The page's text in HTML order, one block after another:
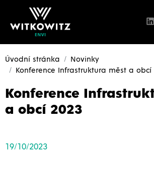
Úvodní stránka
Novinky
Konference Infrastruktura měst a obcí
Konference
a obcí 2023
19/10/2023